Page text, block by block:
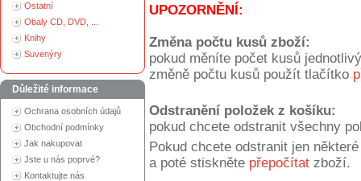
Ostatní
Obaly CD, DVD, ...
Knihy
Suvenýry
Důležité informace
Ochrana osobních údajů
Obchodní podmínky
Jak nakupovat
Jste u nás poprvé?
Kontaktujte nás
UPOZORNĚNÍ:
Změna počtu kusů zboží:
pokud měníte počet kusů
změně počtu kusů použít tlačítko
Odstranění položek z košíku:
pokud chcete odstranit všechny
Pokud chcete odstranit jen
a poté stiskněte přepočítat zboží.